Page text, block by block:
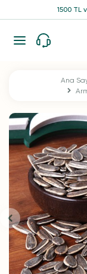
1500 TL
Ana